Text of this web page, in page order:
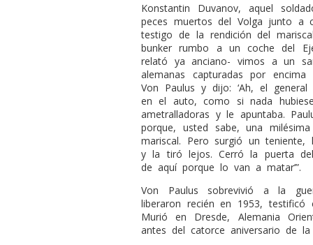
Konstantin Duvanov, aquel
peces muertos del Volga junto a
testigo de la rendición del
bunker rumbo a un coche del
relató ya anciano- vimos a un
alemanas capturadas por
Von Paulus y dijo: ‘Ah, el
en el auto, como si nada
ametralladoras y le apuntaba.
porque, usted sabe, una
mariscal. Pero surgió un
y la tiró lejos. Cerró la puerta
de aquí porque lo van a matar’”.
Von Paulus sobrevivió a la
liberaron recién en 1953,
Murió en Dresde, Alemania
antes del catorce aniversario de